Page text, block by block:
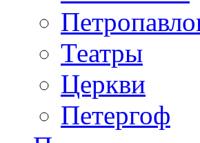
Театры
Церкви
Петергоф